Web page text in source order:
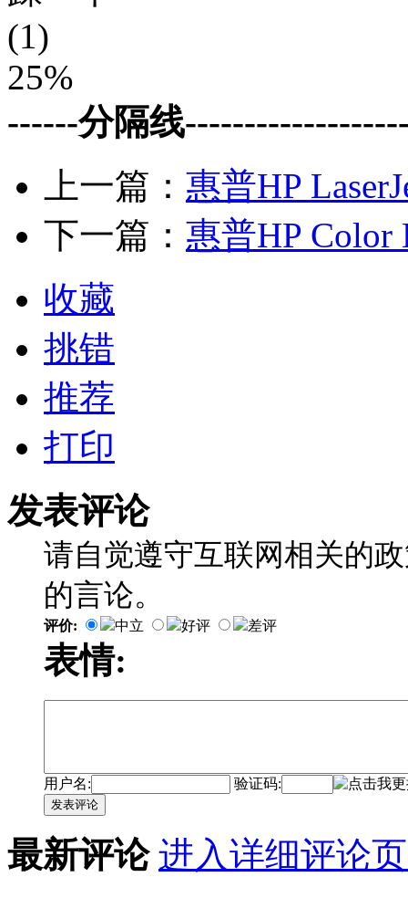
(1)
25%
------分隔线
上一篇： 惠普HP
下一篇： 惠普HP Color
收藏
挑错
推荐
打印
发表评论
请自觉遵守互联网相关的
的言论。
评价: 中立 好评 差评
表情:
用户名: 验证码:
发表评论
最新评论 进入详细评论